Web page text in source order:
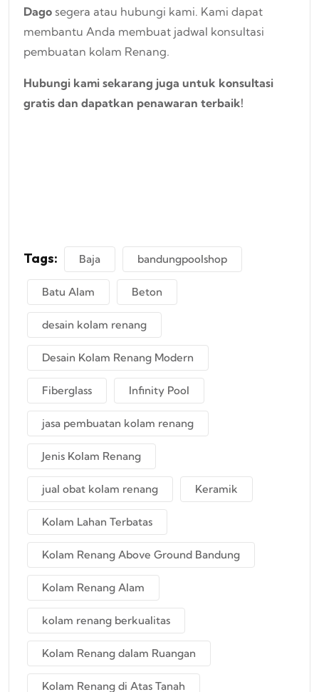
Dago segera atau hubungi kami. Kami dapat
membantu Anda membuat jadwal konsultasi
pembuatan kolam Renang.
Hubungi kami sekarang juga untuk konsultasi
gratis dan dapatkan penawaran terbaik!
Tags: Baja bandungpoolshop
Batu Alam Beton
desain kolam renang
Desain Kolam Renang Modern
Fiberglass Infinity Pool
jasa pembuatan kolam renang
Jenis Kolam Renang
jual obat kolam renang Keramik
Kolam Lahan Terbatas
Kolam Renang Above Ground Bandung
Kolam Renang Alam
kolam renang berkualitas
Kolam Renang dalam Ruangan
Kolam Renang di Atas Tanah